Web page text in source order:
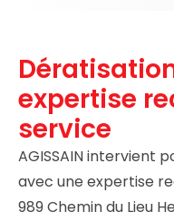
expertise
service
AGISSAIN intervient
avec une expertise
989 Chemin du Lieu